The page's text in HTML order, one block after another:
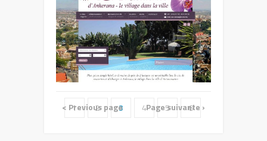
Orchid Hotel in Ivato
< Previous page
1 2 3 4 5 6
Page suivante ›